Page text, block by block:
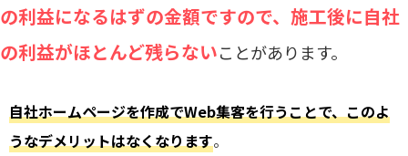
の利益になるはずの金額ですので、施工後に自社
の利益がほとんど残らないことがあります。
自社ホームページを作成でWeb集客を行うことで、このよ
うなデメリットはなくなります。